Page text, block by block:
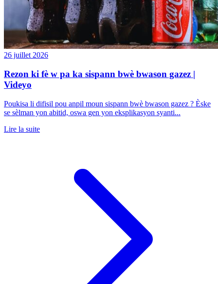
26 juillet 2026
Rezon ki fè w pa ka sispann bwè bwason gazez |
Videyo
Poukisa li difisil pou anpil moun sispann bwè bwason gazez ? Èske
se sèlman yon abitid, oswa gen yon eksplikasyon syanti...
Lire la suite